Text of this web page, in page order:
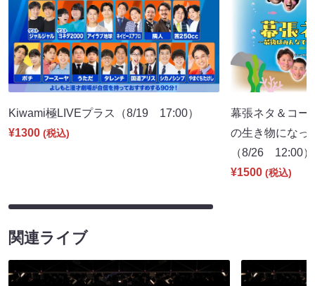
Kiwami極LIVEプラス（8/19 17:00）
¥1300 (税込)
幕張ネタ＆コー
の生き物になっ
（8/26 12:00）
¥1500 (税込)
関連ライブ